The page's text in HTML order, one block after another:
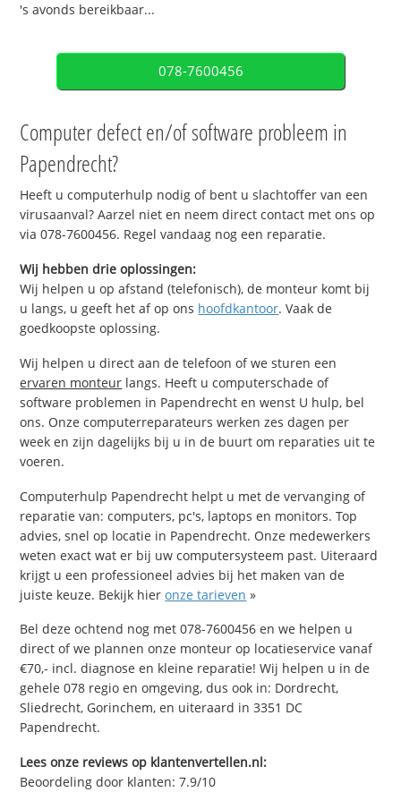
's avonds bereikbaar...
078-7600456
Computer defect en/of software probleem in
Papendrecht?
Heeft u computerhulp nodig of bent u slachtoffer van een
virusaanval? Aarzel niet en neem direct contact met ons op
via 078-7600456. Regel vandaag nog een reparatie.
Wij hebben drie oplossingen:
Wij helpen u op afstand (telefonisch), de monteur komt bij
u langs, u geeft het af op ons hoofdkantoor. Vaak de
goedkoopste oplossing.
Wij helpen u direct aan de telefoon of we sturen een
ervaren monteur langs. Heeft u computerschade of
software problemen in Papendrecht en wenst U hulp, bel
ons. Onze computerreparateurs werken zes dagen per
week en zijn dagelijks bij u in de buurt om reparaties uit te
voeren.
Computerhulp Papendrecht helpt u met de vervanging of
reparatie van: computers, pc's, laptops en monitors. Top
advies, snel op locatie in Papendrecht. Onze medewerkers
weten exact wat er bij uw computersysteem past. Uiteraard
krijgt u een professioneel advies bij het maken van de
juiste keuze. Bekijk hieronze tarieven »
Bel deze ochtend nog met 078-7600456 en we helpen u
direct of we plannen onze monteur op locatieservice vanaf
€70,- incl. diagnose en kleine reparatie! Wij helpen u in de
gehele 078 regio en omgeving, dus ook in: Dordrecht,
Sliedrecht, Gorinchem, en uiteraard in 3351 DC
Papendrecht.
Lees onze reviews op klantenvertellen.nl:
Beoordeling door klanten:7.9/10